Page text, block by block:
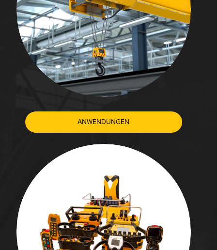
ANWENDUNGEN